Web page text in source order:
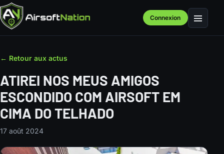
Connexion Menu
← Retour aux actus
ATIREI NOS MEUS AMIGOS
ESCONDIDO COM AIRSOFT EM
CIMA DO TELHADO
17 août 2024